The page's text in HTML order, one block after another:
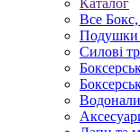
Каталог
Все
Подушки
Силові